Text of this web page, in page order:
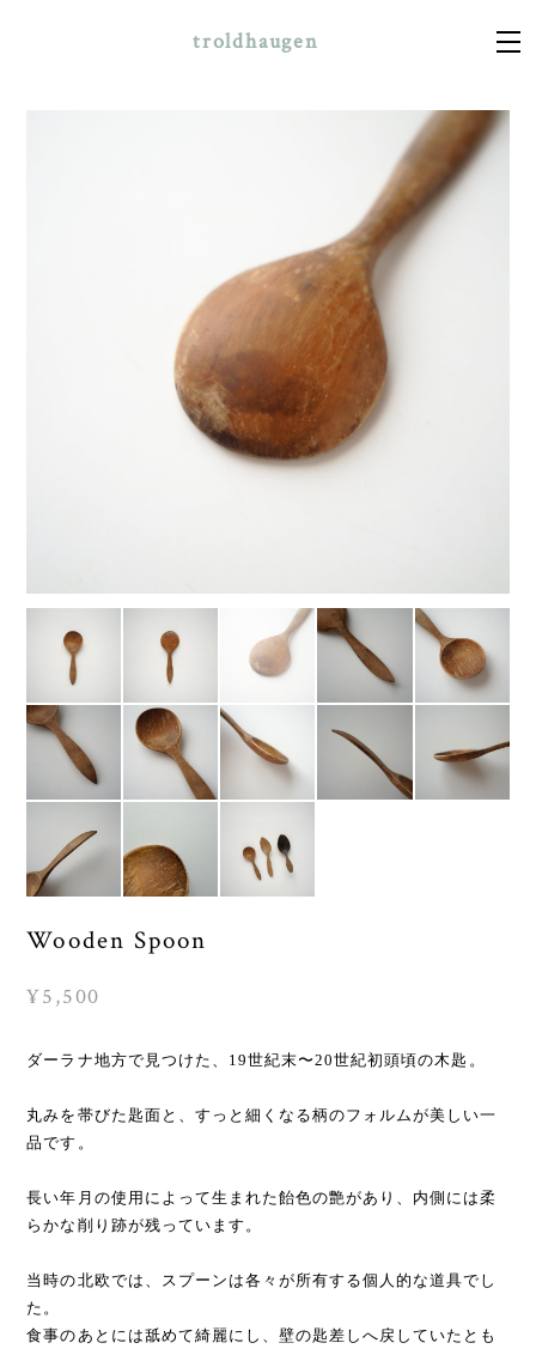
troldhaugen
Wooden Spoon
¥5,500
ダーラナ地方で見つけた、19世紀末〜20世紀初頭頃の木匙。
丸みを帯びた匙面と、すっと細くなる柄のフォルムが美しい一
品です。
長い年月の使用によって生まれた飴色の艶があり、内側には柔
らかな削り跡が残っています。
当時の北欧では、スプーンは各々が所有する個人的な道具でし
た。
食事のあとには舐めて綺麗にし、壁の匙差しへ戻していたとも